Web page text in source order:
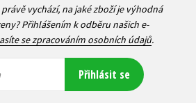
vychází, na jaké zboží je výhodná
Přihlášením k odběru našich e-
se zpracováním osobních údajů.
Přihlásit se